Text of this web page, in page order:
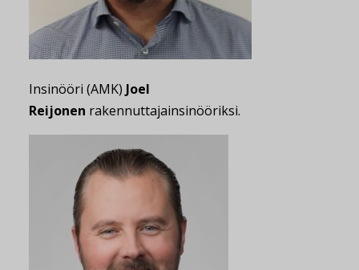
Insinööri (AMK) Joel
Reijonen rakennuttajainsinööriksi.